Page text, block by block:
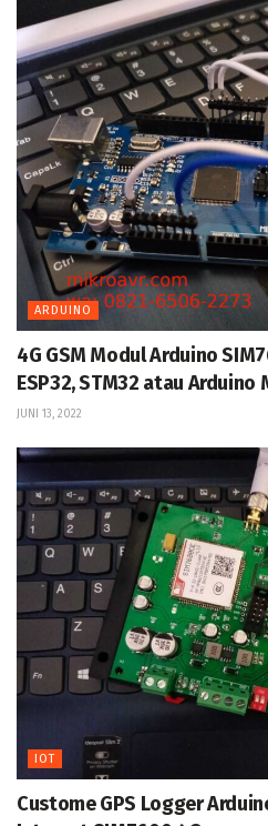
ARDUINO
4G GSM Modul Arduino
ESP32, STM32 atau Arduino
JUNI 13, 2022
IOT
Custome GPS Logger